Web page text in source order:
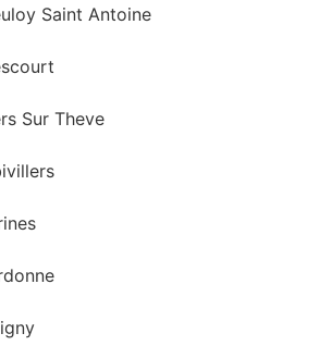
Saint Antoine
Sur Theve